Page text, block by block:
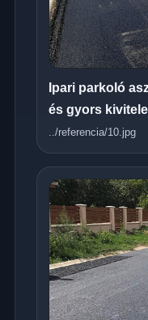
Ipari parkoló
és gyors
../referencia/10.jpg